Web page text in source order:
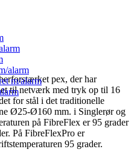
alarm
m/alarm
pex, der har
til netværk med tryk op til 16
for stål i det traditionelle
Ø25-Ø160 mm. i Singlerør og
på FibreFlex er 95 grader
På FibreFlexPro er
95 grader.